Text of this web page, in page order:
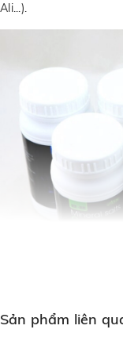
Ali...).
- Mineral Salts
loài dòng cá Cichlid
Sản phẩm liên